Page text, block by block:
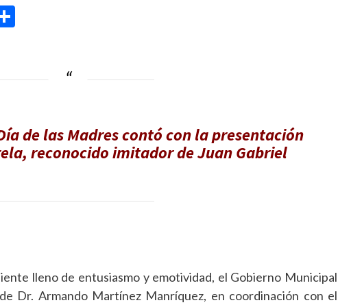
de las Madres contó con la presentación
reconocido imitador de Juan Gabriel
lleno de entusiasmo y emotividad, el Gobierno Municipal
Dr. Armando Martínez Manríquez, en coordinación con el